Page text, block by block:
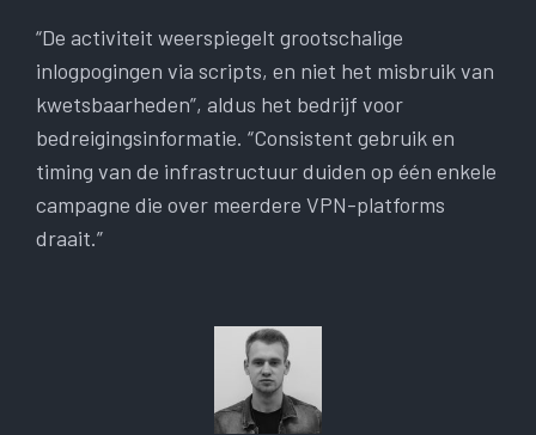
“De activiteit weerspiegelt grootschalige
inlogpogingen via scripts, en niet het misbruik van
kwetsbaarheden”, aldus het bedrijf voor
bedreigingsinformatie. “Consistent gebruik en
timing van de infrastructuur duiden op één enkele
campagne die over meerdere VPN-platforms
draait.”